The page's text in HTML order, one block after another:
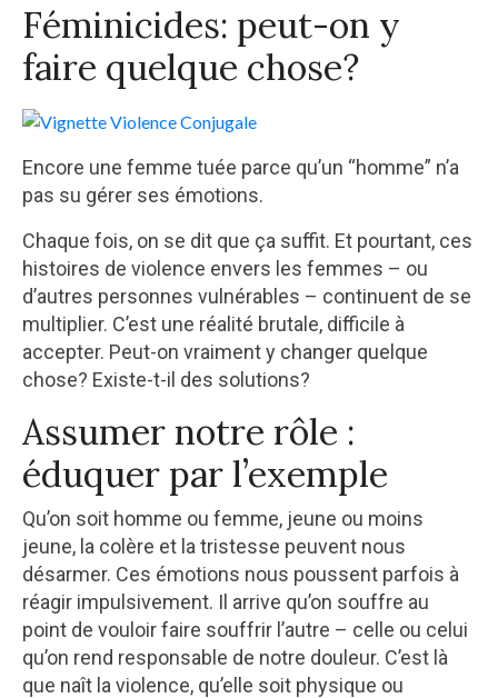
Féminicides: peut-on y
faire quelque chose?
Encore une femme tuée parce qu’un “homme” n’a
pas su gérer ses émotions.
Chaque fois, on se dit que ça suffit. Et pourtant, ces
histoires de violence envers les femmes – ou
d’autres personnes vulnérables – continuent de se
multiplier. C’est une réalité brutale, difficile à
accepter. Peut-on vraiment y changer quelque
chose? Existe-t-il des solutions?
Assumer notre rôle :
éduquer par l’exemple
Qu’on soit homme ou femme, jeune ou moins
jeune, la colère et la tristesse peuvent nous
désarmer. Ces émotions nous poussent parfois à
réagir impulsivement. Il arrive qu’on souffre au
point de vouloir faire souffrir l’autre – celle ou celui
qu’on rend responsable de notre douleur. C’est là
que naît la violence, qu’elle soit physique ou